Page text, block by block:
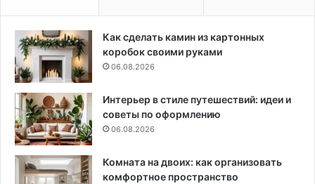
Как сделать камин из картонных
коробок своими руками
06.08.2026
Интерьер в стиле путешествий: идеи и
советы по оформлению
06.08.2026
Комната на двоих: как организовать
комфортное пространство